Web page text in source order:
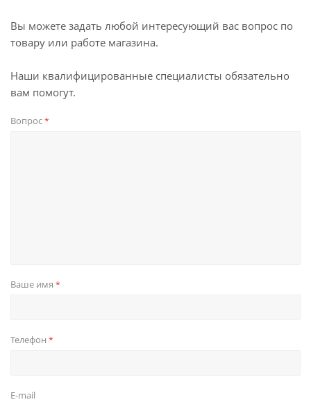
Вы можете задать любой интересующий вас вопрос по
товару или работе магазина.
Наши квалифицированные специалисты обязательно
вам помогут.
Вопрос*
Ваше имя *
Телефон *
E-mail